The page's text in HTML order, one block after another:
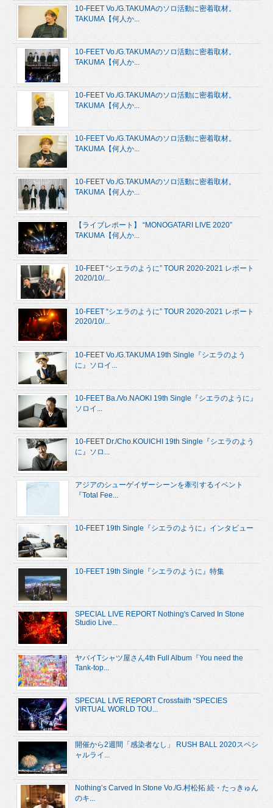
10-FEET Vo./G.TAKUMAのソロ活動に密着取材。
TAKUMA【何人か...
10-FEET Vo./G.TAKUMAのソロ活動に密着取材。
TAKUMA【何人か...
10-FEET Vo./G.TAKUMAのソロ活動に密着取材。
TAKUMA【何人か...
10-FEET Vo./G.TAKUMAのソロ活動に密着取材。
TAKUMA【何人か...
10-FEET Vo./G.TAKUMAのソロ活動に密着取材。
TAKUMA【何人か...
【ライブレポート】 “MONOGATARI LIVE 2020”
TAKUMA【何人か...
10-FEET “シエラのように” TOUR 2020-2021 レポート
2020/10/...
10-FEET “シエラのように” TOUR 2020-2021 レポート
2020/10/...
10-FEET Vo./G.TAKUMA 19th Single『シエラのよう
に』ソロイ...
10-FEET Ba./Vo.NAOKI 19th Single『シエラのように』
ソロイ...
10-FEET Dr./Cho.KOUICHI 19th Single『シエラのよう
に』ソロ...
アジアのシューゲイザーシーンを牽引するイベント
『Total Fee...
10-FEET 19th Single『シエラのように』インタビュー
10-FEET 19th Single『シエラのように』特集
SPECIAL LIVE REPORT Nothing's Carved In Stone
Studio Live...
ヤバイTシャツ屋さん4th Full Album『You need the
Tank-top...
SPECIAL LIVE REPORT Crossfaith “SPECIES
VIRTUAL WORLD TOU...
開催から2週間「感染者なし」 RUSH BALL 2020スペシ
ャルライ...
Nothing’s Carved In Stone Vo./G.村松拓 続・たっきゅん
のキ...